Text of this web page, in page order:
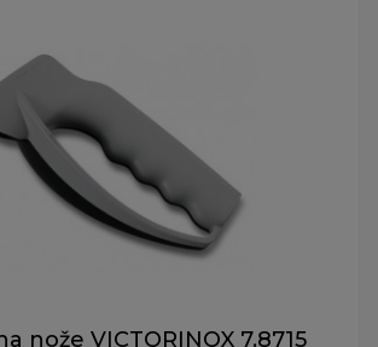
nože VICTORINOX 7.8715